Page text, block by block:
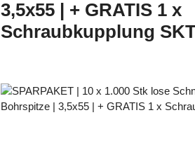
3,5x55 | + GRATIS 1 x
Schraubkupplung
Bildergalerie überspringen